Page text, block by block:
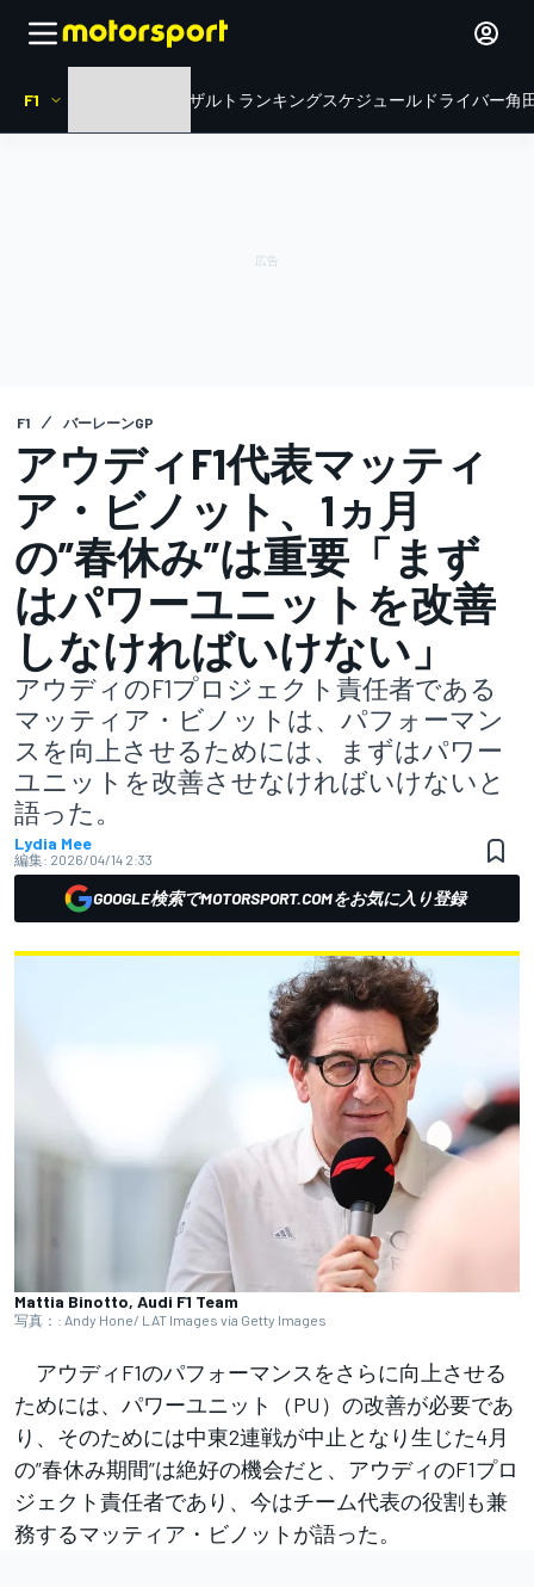
F1 リザルト ランキングスケジュール ドライバー角
F1 バーレーンGP
アウディF1代表マッティ
ア・ビノット、1ヵ月
の”春休み”は重要「まず
はパワーユニットを改善
しなければいけない」
アウディのF1プロジェクト責任者である
マッティア・ビノットは、パフォーマン
スを向上させるためには、まずはパワー
ユニットを改善させなければいけないと
語った。
Lydia Mee
編集: 2026/04/14 2:33
GOOGLE検索でMOTORSPORT.COMをお気に入り登録
Mattia Binotto, Audi F1 Team
写真：: Andy Hone/ LAT Images via Getty Images
アウディF1のパフォーマンスをさらに向上させる
ためには、パワーユニット（PU）の改善が必要であ
り、そのためには中東2連戦が中止となり生じた4月
の”春休み期間”は絶好の機会だと、アウディのF1プロ
ジェクト責任者であり、今はチーム代表の役割も兼
務するマッティア・ビノットが語った。